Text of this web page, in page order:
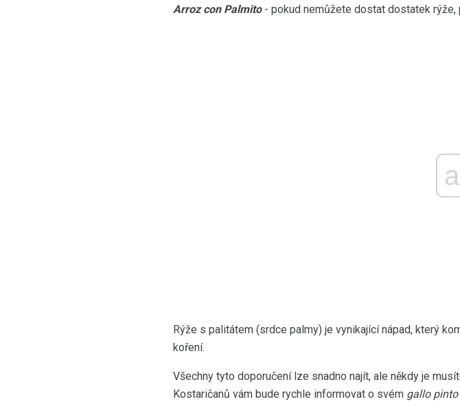
Arroz con Palmito- pokud nemůžete dostat dostatek rýže,
Rýže s palitátem (srdce palmy) je vynikající nápad, který
koření.
Všechny tyto doporučení lze snadno najít, ale někdy je
Kostaričanů vám bude rychle informovat o svém gallo pinto